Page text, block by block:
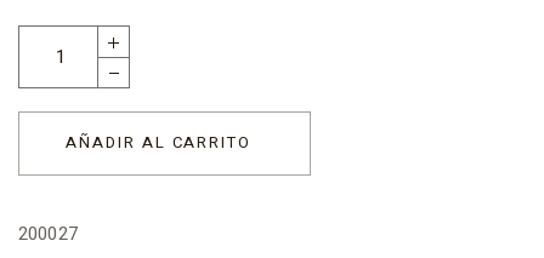
AÑADIR AL CARRITO
200027